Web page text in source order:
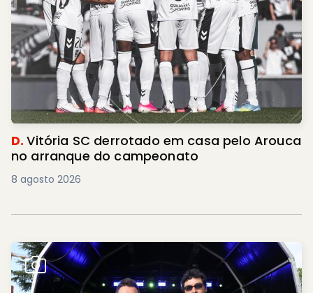
D.Vitória SC derrotado em casa pelo Arouca
no arranque do campeonato
8 agosto 2026